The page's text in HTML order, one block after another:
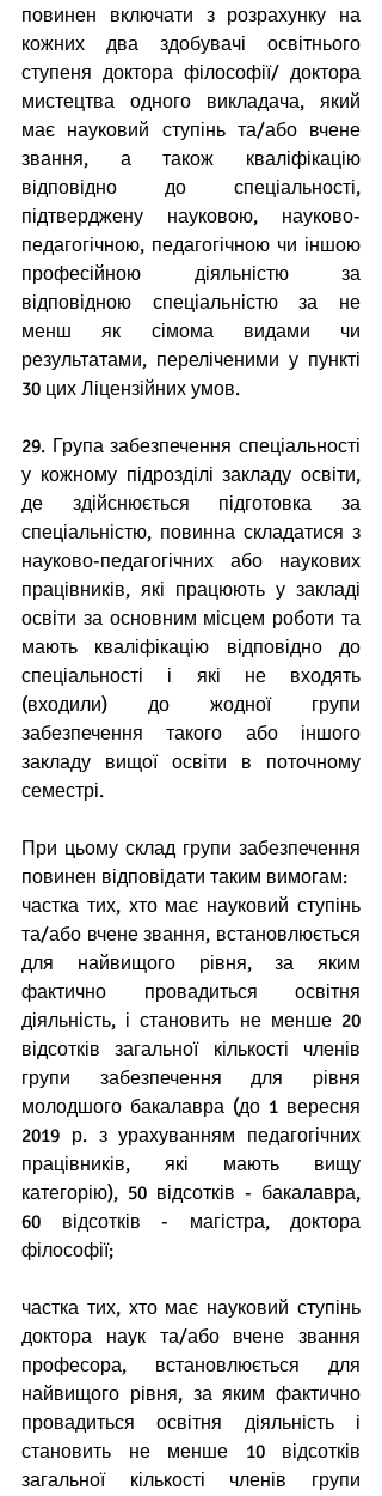
повинен включати з розрахунку на
кожних два здобувачі освітнього
ступеня доктора філософії/ доктора
мистецтва одного викладача, який
має науковий ступінь та/або вчене
звання, а також кваліфікацію
відповідно до спеціальності,
підтверджену науковою, науково-
педагогічною, педагогічною чи іншою
професійною діяльністю за
відповідною спеціальністю за не
менш як сімома видами чи
результатами, переліченими у пункті
30 цих Ліцензійних умов.
29. Група забезпечення спеціальності
у кожному підрозділі закладу освіти,
де здійснюється підготовка за
спеціальністю, повинна складатися з
науково-педагогічних або наукових
працівників, які працюють у закладі
освіти за основним місцем роботи та
мають кваліфікацію відповідно до
спеціальності і які не входять
(входили) до жодної групи
забезпечення такого або іншого
закладу вищої освіти в поточному
семестрі.
При цьому склад групи забезпечення
повинен відповідати таким вимогам:
частка тих, хто має науковий ступінь
та/або вчене звання, встановлюється
для найвищого рівня, за яким
фактично провадиться освітня
діяльність, і становить не менше 20
відсотків загальної кількості членів
групи забезпечення для рівня
молодшого бакалавра (до 1 вересня
2019 р. з урахуванням педагогічних
працівників, які мають вищу
категорію), 50 відсотків - бакалавра,
60 відсотків - магістра, доктора
філософії;
частка тих, хто має науковий ступінь
доктора наук та/або вчене звання
професора, встановлюється для
найвищого рівня, за яким фактично
провадиться освітня діяльність і
становить не менше 10 відсотків
загальної кількості членів групи